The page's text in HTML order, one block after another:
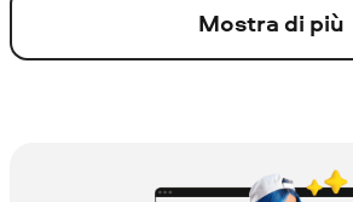
Mostra di più